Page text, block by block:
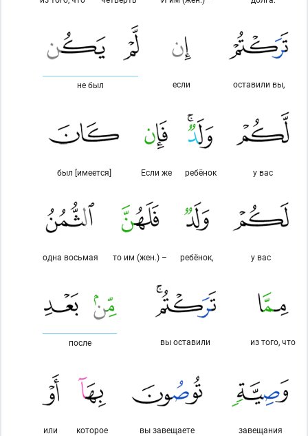
оставили вы,
если
не был
у вас
ребёнок
Если же
был [имеется]
у вас
ребёнок,
то им (жен.) –
одна восьмая
из того, что
вы оставили
после
завещания
вы завещаете
которое
или